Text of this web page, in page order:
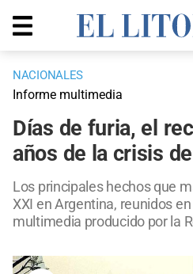
NACIONALES
Informe multimedia
Días de furia, el
años de la crisis
Los principales hechos que
XXI en Argentina, reunidos
multimedia producido por la